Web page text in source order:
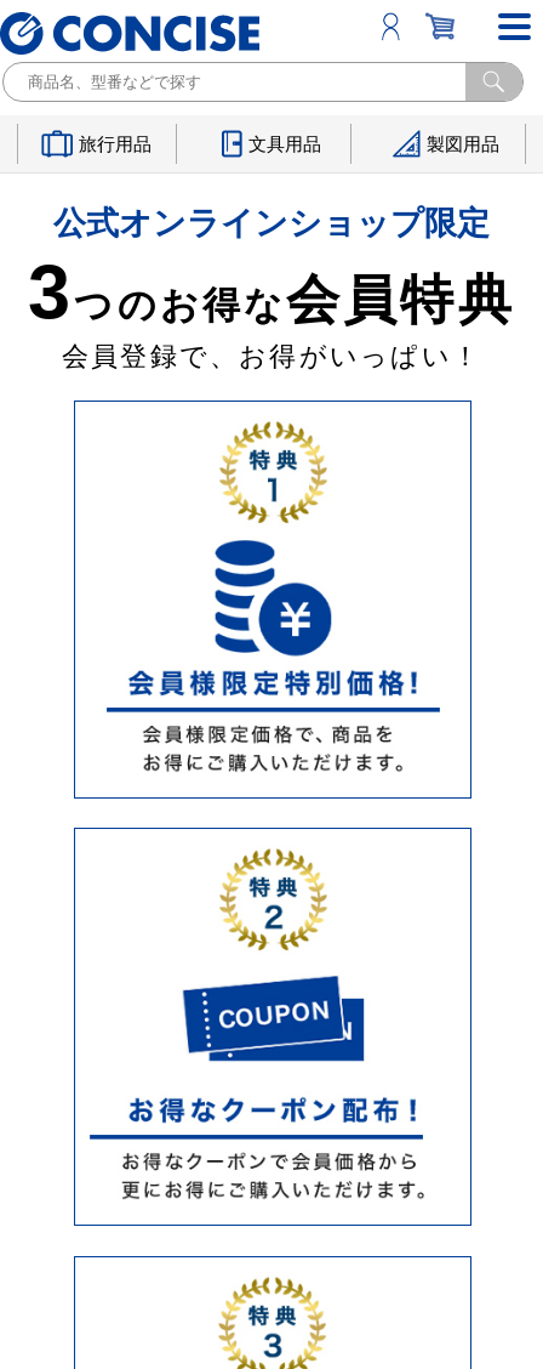
旅行用品 文具用品 製図用品
公式オンラインショップ限定
3つのお得な会員特典
会員登録で、お得がいっぱい！